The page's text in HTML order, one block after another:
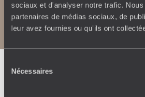
sociaux et d'analyser notre trafic.
partenaires de médias sociaux, de
leur avez fournies ou qu'ils ont
Nécessaires
CopyrightsPlan du site
Politique de confidentialité et
Notice légale et CGU